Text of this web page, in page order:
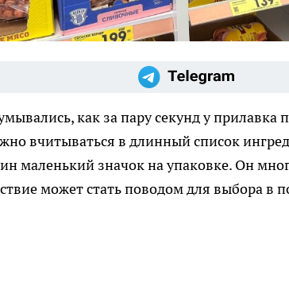
как за пару секунд у прилавка
вчитываться в длинный список
маленький значок на упаковке. Он
может стать поводом для выбора в